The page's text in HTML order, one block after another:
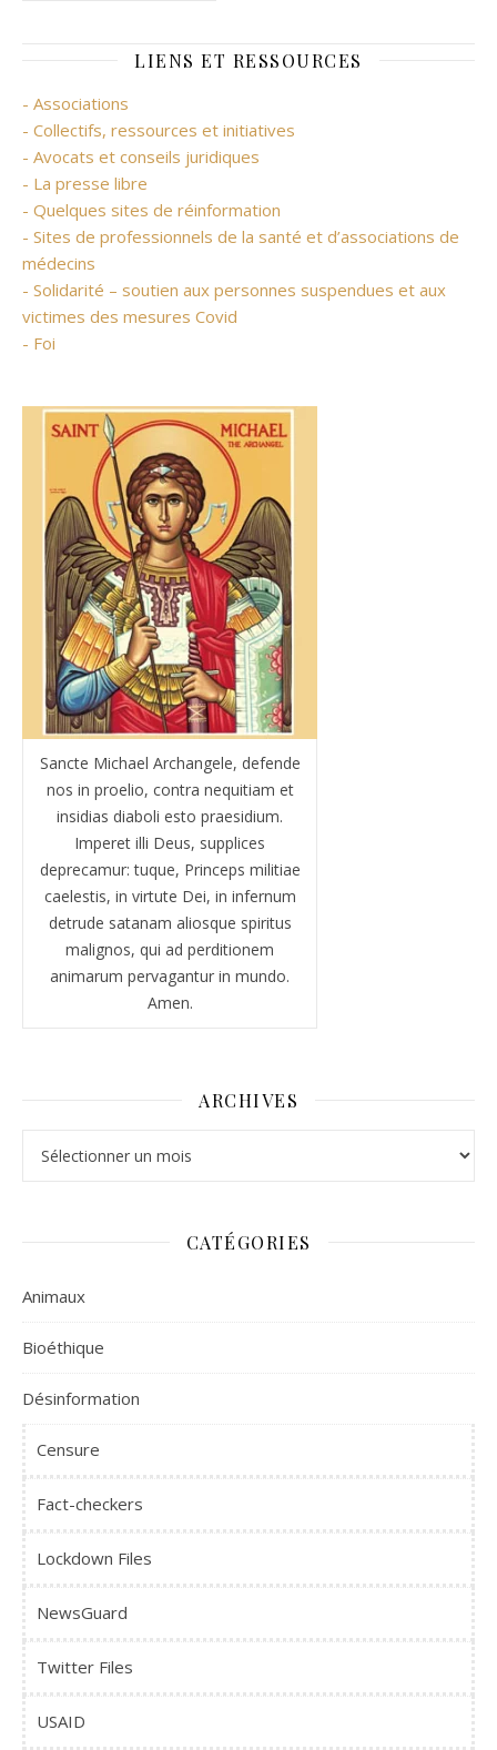
LIENS ET RESSOURCES
- Associations
- Collectifs, ressources et initiatives
- Avocats et conseils juridiques
- La presse libre
- Quelques sites de réinformation
- Sites de professionnels de la santé et d’associations de
médecins
- Solidarité – soutien aux personnes suspendues et aux
victimes des mesures Covid
- Foi
Sancte Michael Archangele, defende
nos in proelio, contra nequitiam et
insidias diaboli esto praesidium.
Imperet illi Deus, supplices
deprecamur: tuque, Princeps militiae
caelestis, in virtute Dei, in infernum
detrude satanam aliosque spiritus
malignos, qui ad perditionem
animarum pervagantur in mundo.
Amen.
ARCHIVES
CATÉGORIES
Animaux
Bioéthique
Désinformation
Censure
Fact-checkers
Lockdown Files
NewsGuard
Twitter Files
USAID